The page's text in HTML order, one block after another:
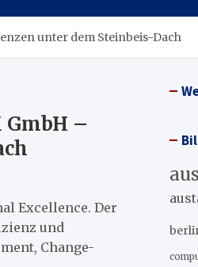
unter dem Steinbeis-Dach
–
Excellence. Der
und
Change-